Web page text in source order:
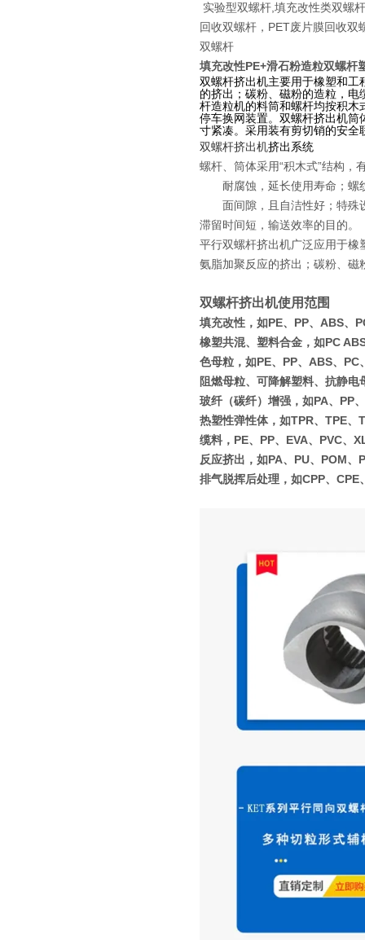
实验型双螺杆,填充改性类双螺
回收双螺杆，PET废片膜回收
双螺杆
填充改性PE+滑石粉造粒双螺杆
双螺杆挤出机主要用于橡塑和
的挤出；碳粉、磁粉的造粒，
杆造粒机的料筒和螺杆均按积
停车换网装置。双螺杆挤出机
寸紧凑。采用装有剪切销的安
双螺杆挤出机挤出系统
螺杆、筒体采用“积木式”结构
耐腐蚀，延长使用寿命；螺纹
面间隙，且自洁性好；特殊设
滞留时间短，输送效率的目的。
平行双螺杆挤出机广泛应用于
氨脂加聚反应的挤出；碳粉、磁
双螺杆挤出机使用范围
填充改性，如PE、PP、ABS、
橡塑共混、塑料合金，如PC
色母粒，如PE、PP、ABS、PC
阻燃母粒、可降解塑料、抗静电
玻纤（碳纤）增强，如PA、PP
热塑性弹性体，如TPR、TPE、
缆料，PE、PP、EVA、PVC、
反应挤出，如PA、PU、POM、
排气脱挥后处理，如CPP、